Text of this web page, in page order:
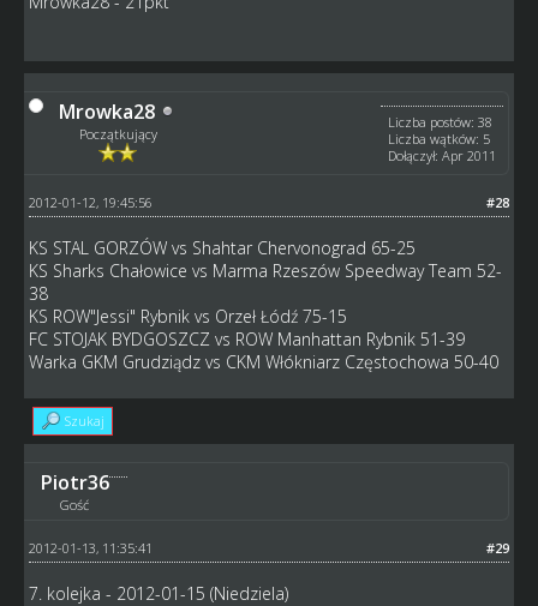
Mrowka28
Początkujący
Liczba postów: 38
Liczba wątków: 5
Dołączył: Apr 2011
#28
2012-01-12, 19:45:56
KS STAL GORZÓW vs Shahtar Chervonograd 65-25
KS Sharks Chałowice vs Marma Rzeszów Speedway Team 52-
38
KS ROW"Jessi" Rybnik vs Orzeł Łódź 75-15
FC STOJAK BYDGOSZCZ vs ROW Manhattan Rybnik 51-39
Warka GKM Grudziądz vs CKM Włókniarz Częstochowa 50-40
Szukaj
Piotr36
Gość
#29
2012-01-13, 11:35:41
7. kolejka - 2012-01-15 (Niedziela)